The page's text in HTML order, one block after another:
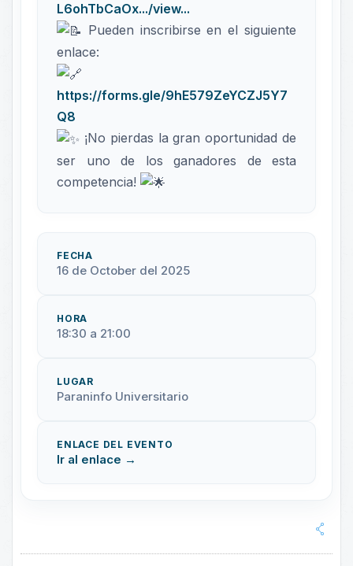
L6ohTbCaOx.../view...
Pueden inscribirse en el siguiente
enlace:
https://forms.gle/9hE579ZeYCZJ5Y7
Q8
¡No pierdas la gran oportunidad de
ser uno de los ganadores de esta
competencia!
FECHA
16 de October del 2025
HORA
18:30 a 21:00
LUGAR
Paraninfo Universitario
ENLACE DEL EVENTO
Ir al enlace →